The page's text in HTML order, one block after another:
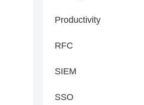
Productivity
RFC
SIEM
SSO